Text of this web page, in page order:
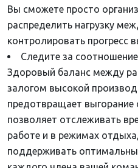
Вы сможете просто
распределить нагрузку
контролировать прогресс
Следите за
Здоровый баланс между
залогом высокой
предотвращает выгорание
позволяет отслеживать
работе и в режимах
поддерживать